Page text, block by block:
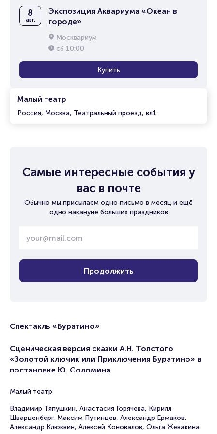
Малый театр
Россия, Москва, Театральный проезд, вл1
8
авг.
Экспозиция Аквариума «Океан в
городе»
Москвариум
сб 10:00
Купить
Самые интересные события у
вас в почте
Обычно мы присылаем одно письмо в месяц и ещё
одно накануне больших праздников
Продолжить
Спектакль «Буратино»
Сценическая версия сказки А.Н. Толстого
«Золотой ключик или Приключения Буратино» в
постановке Ю. Соломина
Малый театр
Владимир Тяпушкин, Анастасия Горячева, Кирилл
Шварценберг, Максим Путинцев, Александр Ермаков,
Александр Клюквин, Алексей Коновалов, Ольга Жевакина